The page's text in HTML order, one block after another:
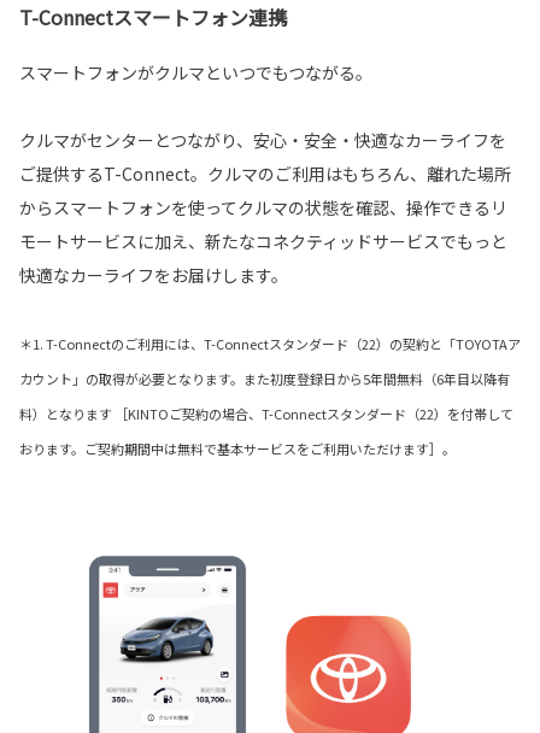
T-Connectスマートフォン連携
スマートフォンがクルマといつでもつながる。
クルマがセンターとつながり、安心・安全・快適なカーライフを
ご提供するT-Connect。クルマのご利用はもちろん、離れた場所
からスマートフォンを使ってクルマの状態を確認、操作できるリ
モートサービスに加え、新たなコネクティッドサービスでもっと
快適なカーライフをお届けします。
＊1. T-Connectのご利用には、T-Connectスタンダード（22）の契約と「TOYOTAア
カウント」の取得が必要となります。また初度登録日から5年間無料（6年目以降有
料）となります ［KINTOご契約の場合、T-Connectスタンダード（22）を付帯して
おります。ご契約期間中は無料で基本サービスをご利用いただけます］。